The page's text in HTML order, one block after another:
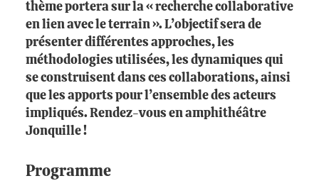
thème portera sur la « recherche collaborative
en lien avec le terrain ». L’objectif sera de
présenter différentes approches, les
méthodologies utilisées, les dynamiques qui
se construisent dans ces collaborations, ainsi
que les apports pour l’ensemble des acteurs
impliqués. Rendez-vous en amphithéâtre
Jonquille !
Programme